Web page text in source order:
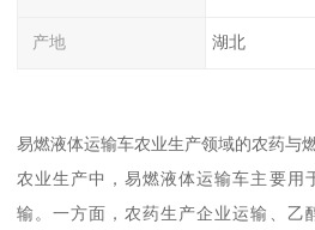
产地 湖北
易燃液体运输车农业生产领域的农药与
农业生产中，易燃液体运输车主要用
输。一方面，农药生产企业运输、乙